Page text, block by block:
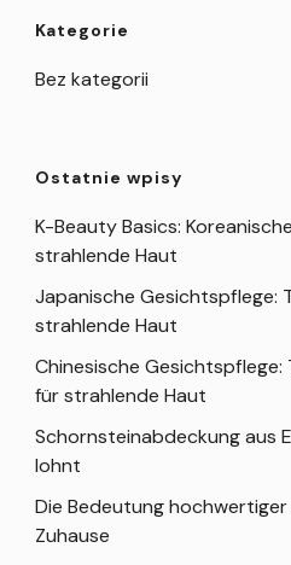
Kategorie
Bez kategorii
Ostatnie wpisy
K-Beauty Basics:
strahlende Haut
Japanische Gesichtspflege:
strahlende Haut
Chinesische
für strahlende Haut
Schornsteinabdeckung aus
lohnt
Die Bedeutung
Zuhause